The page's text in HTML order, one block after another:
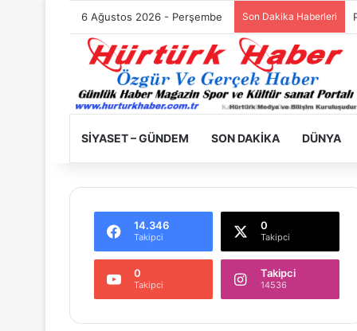
6 Ağustos 2026 - Perşembe Son Dakika Haberleri
SIYASET – GÜNDEM SON DAKIKA DÜNYA
14.346
Takipci
0
Takipci
0
Takipci
Takipci
14536